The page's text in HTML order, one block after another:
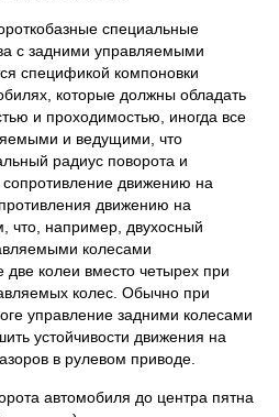
специальные
с задними управляемыми
спецификой компоновки
которые должны обладать
и проходимостью, иногда все
и ведущими, что
радиус поворота и
движению на
движению на
что, например, двухосный
колесами
две колеи вместо четырех при
колес. Обычно при
управление задними колесами
устойчивости движения на
в рулевом приводе.
автомобиля до центра пятна